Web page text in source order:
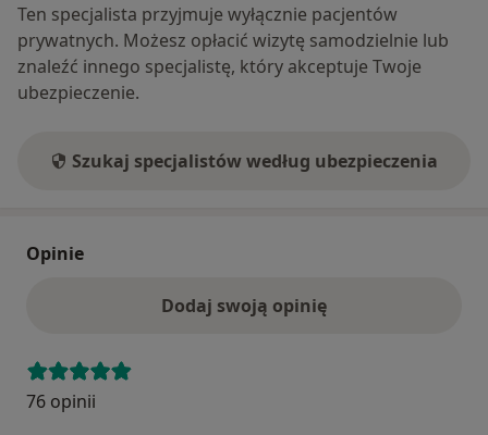
Ten specjalista przyjmuje wyłącznie pacjentów
prywatnych. Możesz opłacić wizytę samodzielnie lub
znaleźć innego specjalistę, który akceptuje Twoje
ubezpieczenie.
Szukaj specjalistów według ubezpieczenia
Opinie
Dodaj swoją opinię
76 opinii